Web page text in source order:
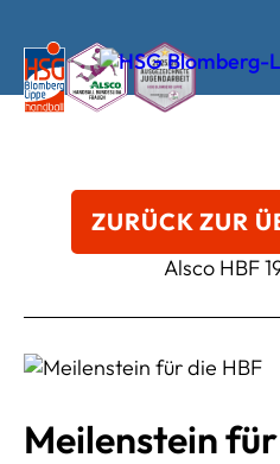
ZURÜCK ZUR
Alsco HBF
Meilenstein